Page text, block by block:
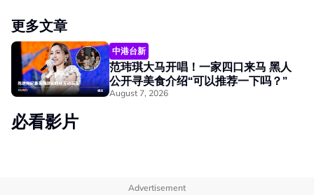
更多文章
中港台新
范玮琪大马开唱！一家四口来马 黑人
公开寻美食介绍“可以推荐一下吗？”
August 7, 2026
必看影片
Advertisement